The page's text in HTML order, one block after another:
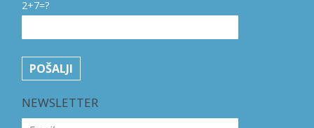
2+7=?
NEWSLETTER